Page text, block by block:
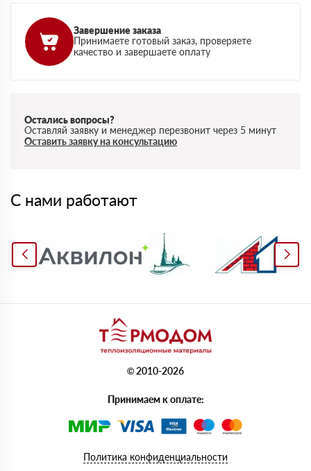
Завершение заказа
Принимаете готовый заказ, проверяете
качество и завершаете оплату
Остались вопросы?
Оставляй заявку и менеджер перезвонит через 5 минут
Оставить заявку на консультацию
С нами работают
© 2010-2026
Принимаем к оплате:
Политика конфиденциальности